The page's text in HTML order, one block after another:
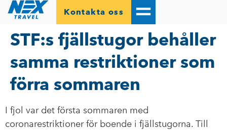
Kontakta oss
STF:s fjällstugor behåller
samma restriktioner som
förra sommaren
I fjol var det första sommaren med
coronarestriktioner för boende i fjällstugorna. Till